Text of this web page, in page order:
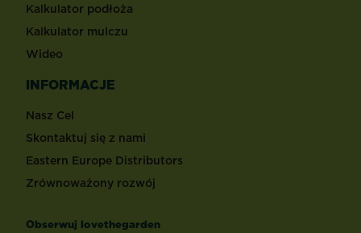
Kalkulator podłoża
Kalkulator mulczu
Wideo
INFORMACJE
Nasz Cel
Skontaktuj się z nami
Eastern Europe Distributors
Zrównoważony rozwój
Obserwuj lovethegarden